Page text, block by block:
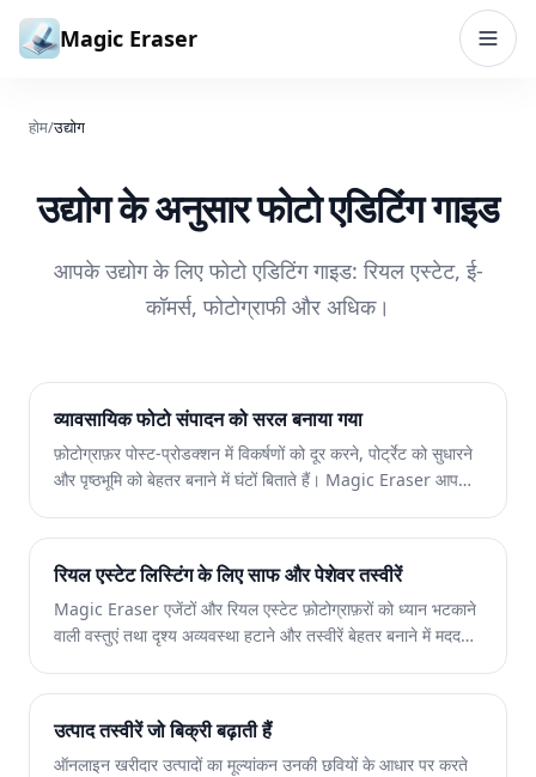
सामग्री पर जाएं
Magic Eraser
होम/उद्योग
उद्योग के अनुसार फोटो एडिटिंग गाइड
आपके उद्योग के लिए फोटो एडिटिंग गाइड: रियल एस्टेट, ई-
कॉमर्स, फोटोग्राफी और अधिक।
व्यावसायिक फोटो संपादन को सरल बनाया गया
फ़ोटोग्राफ़र पोस्ट-प्रोडक्शन में विकर्षणों को दूर करने, पोर्ट्रेट को सुधारने
और पृष्ठभूमि को बेहतर बनाने में घंटों बिताते हैं। Magic Eraser आपके
ग्राहकों को पॉलिश की गई छवियां तेज़ी से वितरित कर सकें।
रियल एस्टेट लिस्टिंग के लिए साफ और पेशेवर तस्वीरें
Magic Eraser एजेंटों और रियल एस्टेट फ़ोटोग्राफ़रों को ध्यान भटकाने
वाली वस्तुएं तथा दृश्य अव्यवस्था हटाने और तस्वीरें बेहतर बनाने में मदद
प्रकटीकरण नियमों का पालन करें, ताकि तस्वीरें संपत्ति को सही रूप में
उत्पाद तस्वीरें जो बिक्री बढ़ाती हैं
ऑनलाइन खरीदार उत्पादों का मूल्यांकन उनकी छवियों के आधार पर करते